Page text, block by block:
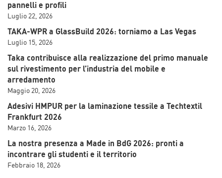
pannelli e profili
Luglio 22, 2026
TAKA-WPR a GlassBuild 2026: torniamo a Las Vegas
Luglio 15, 2026
Taka contribuisce alla realizzazione del primo manuale
sul rivestimento per l’industria del mobile e
arredamento
Maggio 20, 2026
Adesivi HMPUR per la laminazione tessile a Techtextil
Frankfurt 2026
Marzo 16, 2026
La nostra presenza a Made in BdG 2026: pronti a
incontrare gli studenti e il territorio
Febbraio 18, 2026